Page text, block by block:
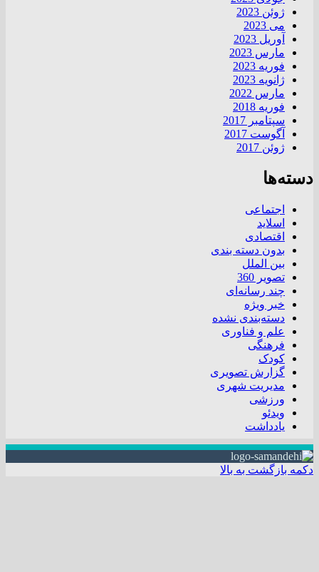
ژوئن 2023
می 2023
آوریل 2023
مارس 2023
فوریه 2023
ژانویه 2023
مارس 2022
فوریه 2018
سپتامبر 2017
آگوست 2017
ژوئن 2017
دسته‌ها
اجتماعی
اسلاید
اقتصادی
بدون دسته بندی
بین الملل
تصویر 360
چند رسانه‌ای
خبر ویژه
دسته‌بندی نشده
علم و فناوری
فرهنگی
کودک
گزارش تصویری
مدیریت شهری
ورزشی
ویدئو
یادداشت
دکمه بازگشت به بالا